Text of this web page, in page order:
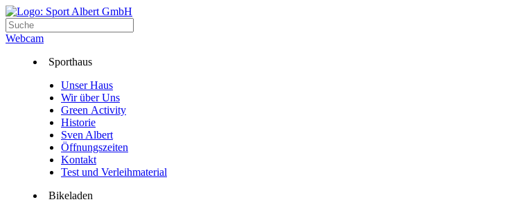
Webcam
Sporthaus
Unser Haus
Wir über Uns
Green Activity
Historie
Sven Albert
Öffnungszeiten
Kontakt
Test und Verleihmaterial
Bikeladen